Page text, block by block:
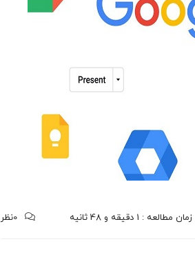
0 نظر زمان مطالعه : 1 دقیقه و 48 ثانیه